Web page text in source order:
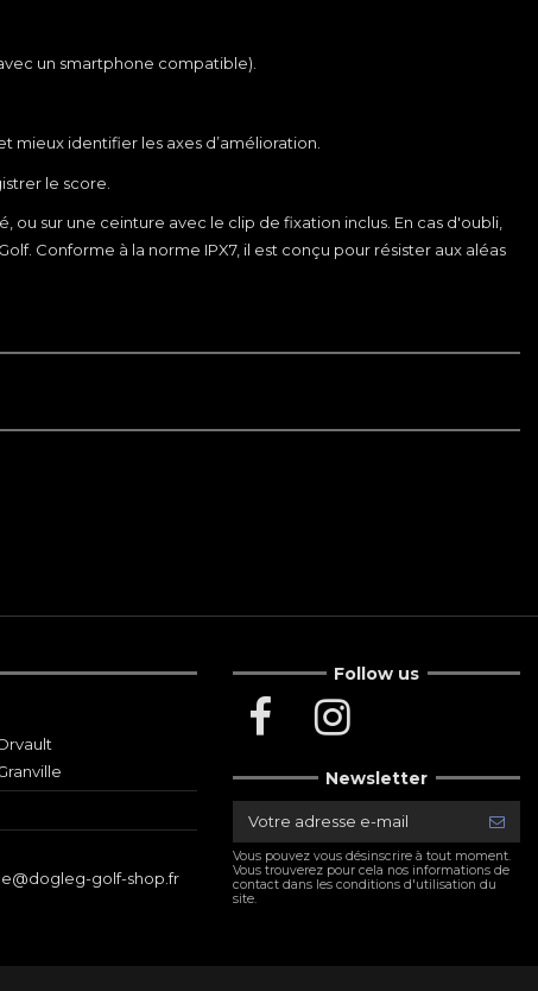
un smartphone compatible).
mieux identifier les axes d’amélioration.
le score.
sur une ceinture avec le clip de fixation inclus. En cas d'oubli,
Conforme à la norme IPX7, il est conçu pour résister aux aléas
golf-shop.fr
Follow us
Newsletter
Vous pouvez vous désinscrire à tout moment.
Vous trouverez pour cela nos informations de
contact dans les conditions d'utilisation du
site.